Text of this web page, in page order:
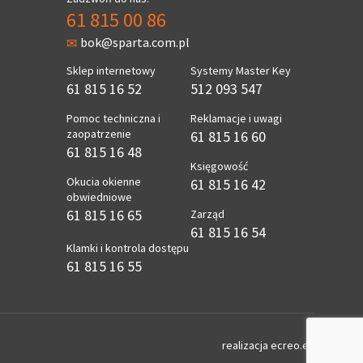
61 815 00 86
bok@sparta.com.pl
Sklep internetowy
61 815 16 52
Pomoc techniczna i
zaopatrzenie
61 815 16 48
Okucia okienne
obwiedniowe
61 815 16 65
Klamki i kontrola dostępu
61 815 16 55
Systemy Master Key
512 093 547
Reklamacje i uwagi
61 815 16 60
Księgowość
61 815 16 42
Zarząd
61 815 16 54
realizacja ecreo.eu